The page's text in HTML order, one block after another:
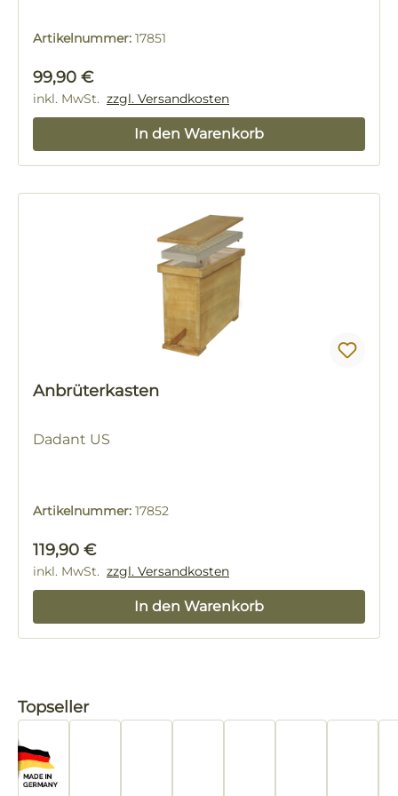
Artikelnummer: 17851
Regulärer Preis:
99,90 €
inkl. MwSt. zzgl. Versandkosten
In den Warenkorb
Anbrüterkasten
Dadant US
Artikelnummer: 17852
Regulärer Preis:
119,90 €
inkl. MwSt. zzgl. Versandkosten
In den Warenkorb
Produktgalerie überspringen
Topseller